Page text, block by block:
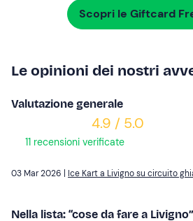
Scopri le Giftcard
Le opinioni dei nostri
Valutazione generale
4.9 / 5.0
11 recensioni verificate
03 Mar 2026 | Ice Kart a Livigno su circuito
Nella lista: “cose da fare a Livigno”